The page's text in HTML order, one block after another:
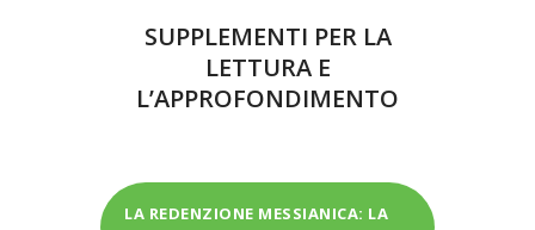
SUPPLEMENTI PER LA
LETTURA E
L’APPROFONDIMENTO
LA REDENZIONE MESSIANICA: LA